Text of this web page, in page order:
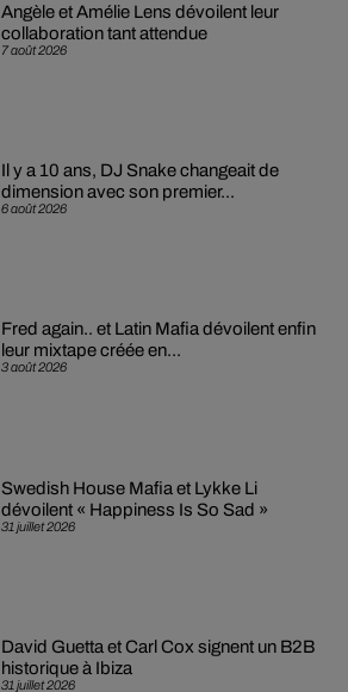
7 août 2026
Angèle et Amélie Lens dévoilent leur
collaboration tant attendue
6 août 2026
Il y a 10 ans, DJ Snake changeait de
dimension avec son premier...
3 août 2026
Fred again.. et Latin Mafia dévoilent enfin
leur mixtape créée en...
31 juillet 2026
Swedish House Mafia et Lykke Li
dévoilent « Happiness Is So Sad »
31 juillet 2026
David Guetta et Carl Cox signent un B2B
historique à Ibiza